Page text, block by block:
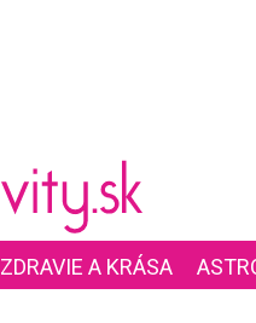
ZDRAVIE A KRÁSA